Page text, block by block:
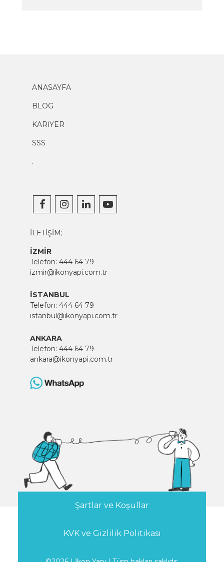
ANASAYFA
BLOG
KARİYER
SSS
.
İLETİŞİM;
İZMİR
Telefon: 444 64 79
izmir@ikonyapi.com.tr
İSTANBUL
Telefon: 444 64 79
istanbul@ikonyapi.com.tr
ANKARA
Telefon: 444 64 79
ankara@ikonyapi.com.tr
Şartlar ve Koşullar
KVK ve Gizlilik Politikası